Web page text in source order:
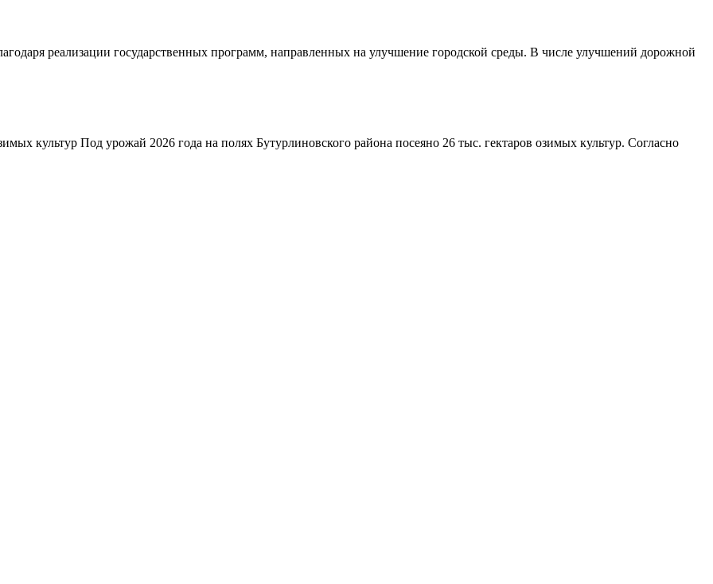
реализации государственных программ, направленных на улучшение городской среды. В числе улучшений дорожной
культур Под урожай 2026 года на полях Бутурлиновского района посеяно 26 тыс. гектаров озимых культур. Согласно